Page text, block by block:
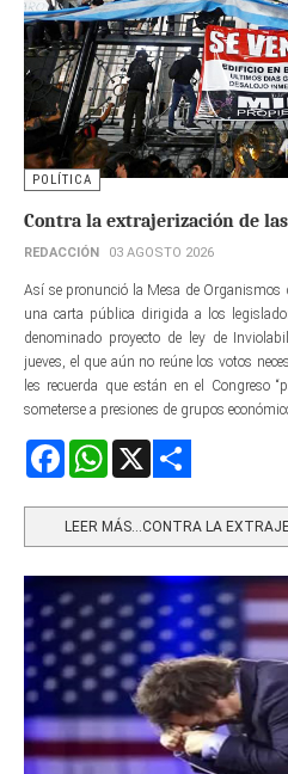
POLÍTICA
Contra la extrajerización de
REDACCIÓN 03 AGOSTO 2026
Así se pronunció la Mesa de Organismos
una carta pública dirigida a los
denominado proyecto de ley de
jueves, el que aún no reúne los votos
les recuerda que están en el Congreso
someterse a presiones de grupos
FacebookWhatsApp
LEER MÁS…CONTRA LA